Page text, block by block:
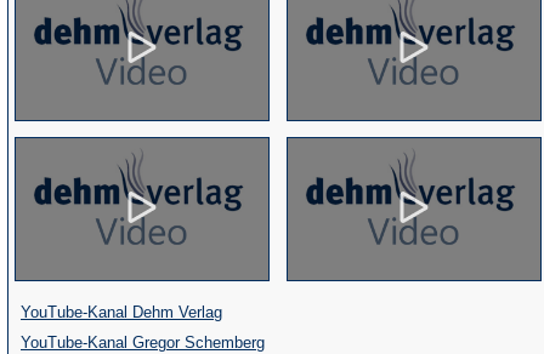
YouTube-Kanal Dehm Verlag(Öffnet
in
YouTube-Kanal Gregor Schemberg(Öffnet